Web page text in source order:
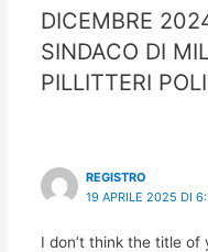
DICEMBRE
SINDACO DI
PILLITTERI
REGISTRO
19 APRILE 2025 DI
I don’t think the title